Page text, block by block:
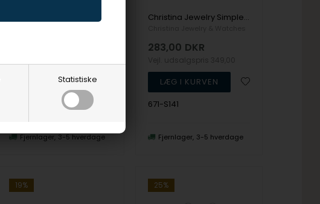
Statistiske
Fjernlager 3-5 hverdage
Christina Jewelry Simple Flower Ørehænger
283,00 DKR
671-S141
Fjernlager 3-5 hverdage
19% 25%